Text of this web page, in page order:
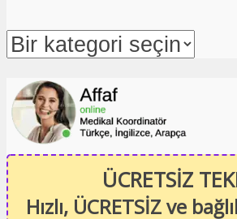
ÜCRETSİZ
Hızlı, ÜCRETSİZ ve